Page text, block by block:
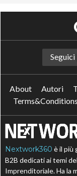
Seguici
About Autori
Nextwork360 è il più
B2B dedicati ai temi
Imprenditoriale. Ha la